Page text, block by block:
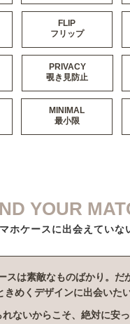
FLIP
フリップ
PRIVACY
覗き見防止
MINIMAL
最小限
YOUR
ホケースに出会えていな
スは素敵なものばかり。だ
めくデザインに出会いたい
れないからこそ、絶対に安